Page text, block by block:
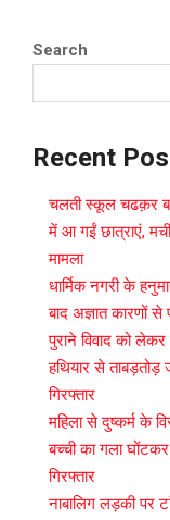
Search
Recent
चलती स्कूल चढक़र बस
में आ गईं छात्राएं,
मामला
धार्मिक नगरी के
बाद अज्ञात कारणों
पुराने विवाद को
हथियार से ताबड़तोड़
गिरफ्तार
महिला से दुष्कर्म के
बच्ची का गला
गिरफ्तार
नाबालिग लड़की पर